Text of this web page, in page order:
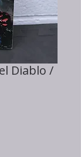
Diablo /